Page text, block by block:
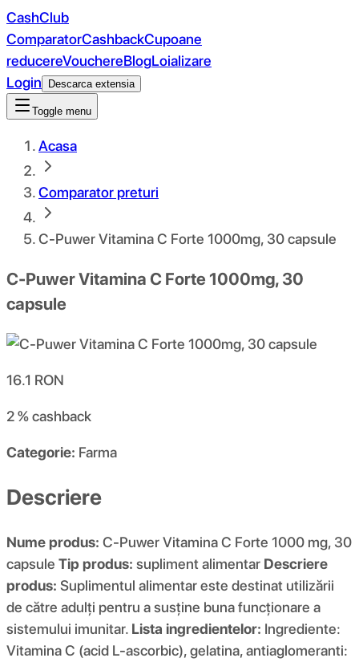
CashClub
ComparatorCashbackCupoane
reducereVouchereBlogLoializare
Login
Descarca extensia
Toggle menu
Acasa
Comparator preturi
C-Puwer Vitamina C Forte 1000mg, 30 capsule
C-Puwer Vitamina C Forte 1000mg, 30
capsule
16.1 RON
2 %cashback
Categorie: Farma
Descriere
Nume produs: C-Puwer Vitamina C Forte 1000 mg, 30
capsule Tip produs: supliment alimentar Descriere
produs: Suplimentul alimentar este destinat utilizării
de către adulți pentru a susține buna funcționare a
sistemului imunitar. Lista ingredientelor: Ingrediente:
Vitamina C (acid L-ascorbic), gelatina, antiaglomeranti: